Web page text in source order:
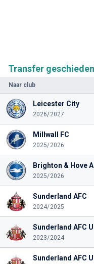
Transfer
Naar club
Leicester City
2026/2027
Millwall FC
2025/2026
Brighton & Hove
2025/2026
Sunderland AFC
2024/2025
Sunderland AFC
2023/2024
Sunderland AFC